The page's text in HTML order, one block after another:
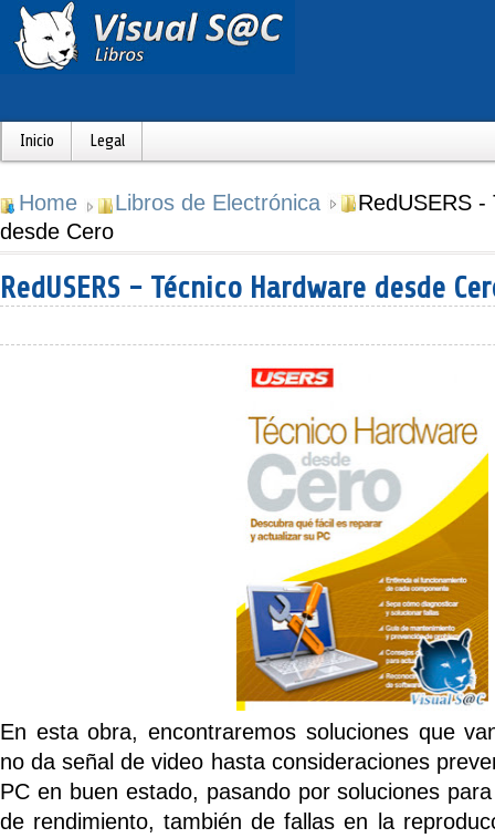
Inicio Legal
Home Libros de Electrónica
RedUSERS -
desde Cero
RedUSERS - Técnico Hardware desde
En esta obra, encontraremos soluciones que
no da señal de video hasta consideraciones
PC en buen estado, pasando por soluciones
de rendimiento, también de fallas en la